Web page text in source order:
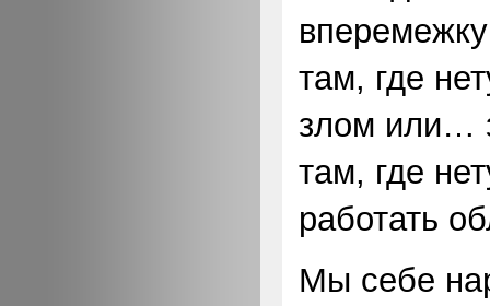
там, где
злом или…
там, где
работать
Мы себе